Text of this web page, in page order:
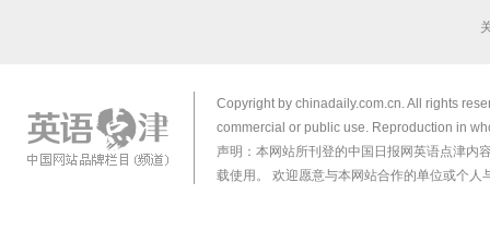
Copyright by chinadaily.com.cn. All rights
commercial or public use. Reproduction in
声明：本网站所刊登的中国日报网英语点津内
载使用。 欢迎愿意与本网站合作的单位或个人